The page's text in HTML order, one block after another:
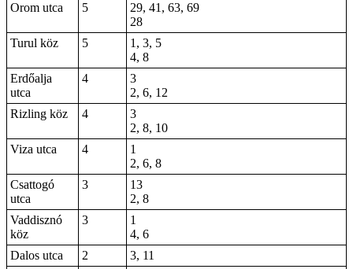
Orom utca
5
29, 41, 63, 69
28
Turul köz
5
1, 3, 5
4, 8
Erdőalja
utca
4
3
2, 6, 12
Rizling köz
4
3
2, 8, 10
Viza utca
4
1
2, 6, 8
Csattogó
utca
3
13
2, 8
Vaddisznó
köz
3
1
4, 6
Dalos utca
2
3, 11